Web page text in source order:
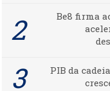
Be8 firma
PIB da